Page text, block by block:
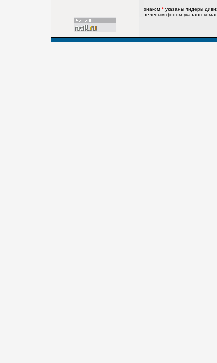
знаком *указаны лидеры
зеленым фоном указаны